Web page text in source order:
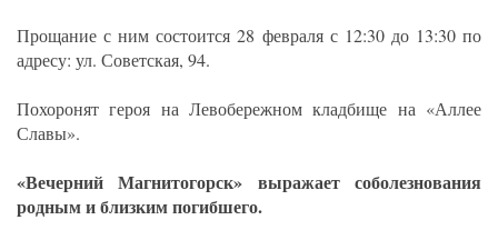
Прощание с ним состоится 28 февраля с 12:30 до 13:30 по
адресу: ул. Советская, 94.
Похоронят героя на Левобережном кладбище на «Аллее
Славы».
«Вечерний Магнитогорск» выражает соболезнования
родным и близким погибшего.